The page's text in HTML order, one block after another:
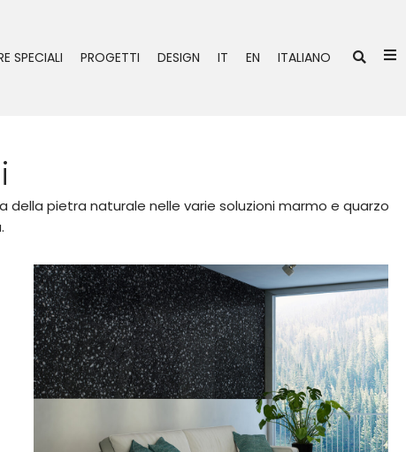
SPECIALI PROGETTI DESIGN IT EN ITALIANO
pietra naturale nelle varie soluzioni marmo e quarzo